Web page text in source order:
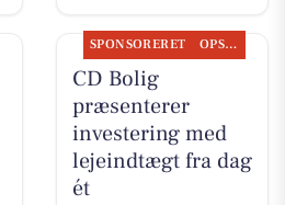
SPONSORERET OPSLAGSTAVLEN
CD Bolig
præsenterer
investering med
lejeindtægt fra dag
ét